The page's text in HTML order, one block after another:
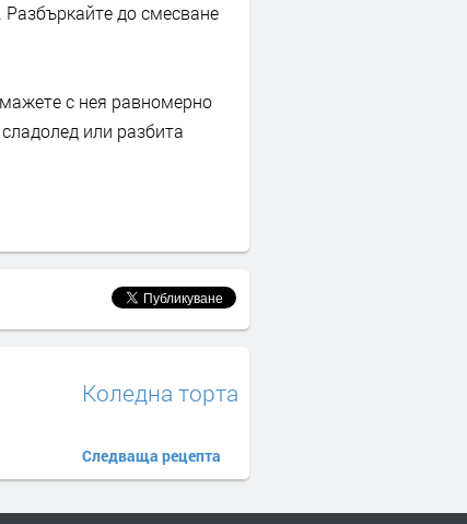
до смесване
с нея равномерно
или разбита
Коледна торта
Следваща рецепта